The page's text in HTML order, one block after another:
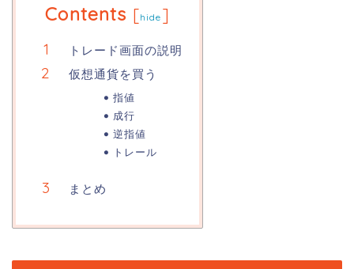
Contents [hide ]
トレード画面の説明
仮想通貨を買う
指値
成行
逆指値
トレール
まとめ